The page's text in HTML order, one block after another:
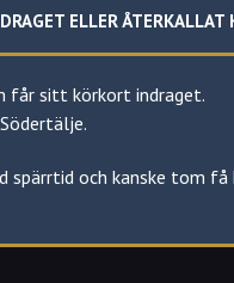
ELLER ÅTERKALLAT
får sitt körkort indraget.
spärrtid och kanske tom